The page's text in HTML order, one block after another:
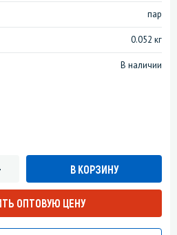
пар
0.052 кг
В наличии
В КОРЗИНУ
ОПТОВУЮ ЦЕНУ